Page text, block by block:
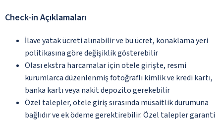
Check-in Açıklamaları
İlave yatak ücreti alınabilir ve bu ücret, konaklama yeri
politikasına göre değişiklik gösterebilir
Olası ekstra harcamalar için otele girişte, resmi
kurumlarca düzenlenmiş fotoğraflı kimlik ve kredi kartı,
banka kartı veya nakit depozito gerekebilir
Özel talepler, otele giriş sırasında müsaitlik durumuna
bağlıdır ve ek ödeme gerektirebilir. Özel talepler garanti